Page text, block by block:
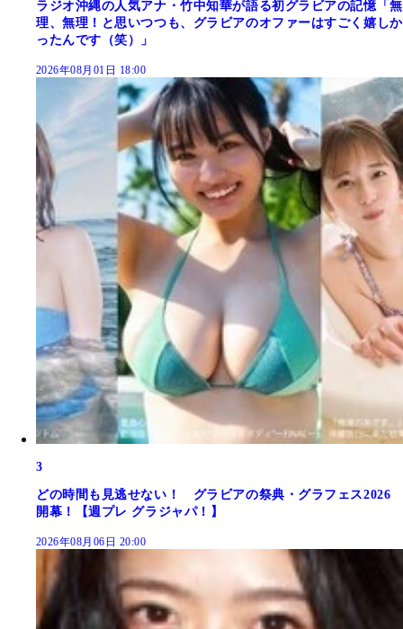
ラジオ沖縄の人気アナ・竹中知華が語る初グラビアの記憶「無
理、無理！と思いつつも、グラビアのオファーはすごく嬉しか
ったんです（笑）」
2026年08月01日 18:00
3
どの時間も見逃せない！ グラビアの祭典・グラフェス2026
開幕！【週プレ グラジャパ！】
2026年08月06日 20:00